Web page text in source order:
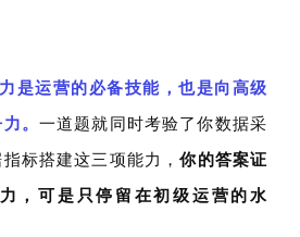
是运营的必备技能，也是向高级
。 一道题就同时考验了你数据采
标搭建这三项能力 ，你的答案证
，可是只停留在初级运营的水